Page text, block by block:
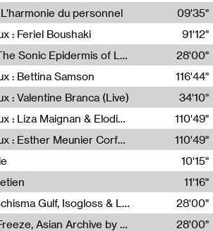
du personnel
09'35"
: Feriel Boushaki
91'12"
Radia Show #1112 : The Sonic Epidermis of Lake Léman by Paul Courlet / Guest Slot
28'00"
: Bettina Samson
116'44"
: Valentine Branca (Live)
34'10"
Écouter sans les yeux : Liza Maignan & Elodie Lecat
110'49"
Écouter sans les yeux : Esther Meunier Corfdyr
110'49"
10'15"
11'16"
Radia Show #1111 : Schisma Gulf, Isogloss & Lament For The Old Clock By Harvey Young / Resonance
28'00"
Radia Show #1110 : Freeze, Asian Archive by Avita Maheen / Radio Worm
28'00"